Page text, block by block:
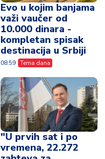
Evo u kojim banjama
važi vaučer od
10.000 dinara -
kompletan spisak
destinacija u Srbiji
08:59 Tema dana
"U prvih sat i po
vremena, 22.272